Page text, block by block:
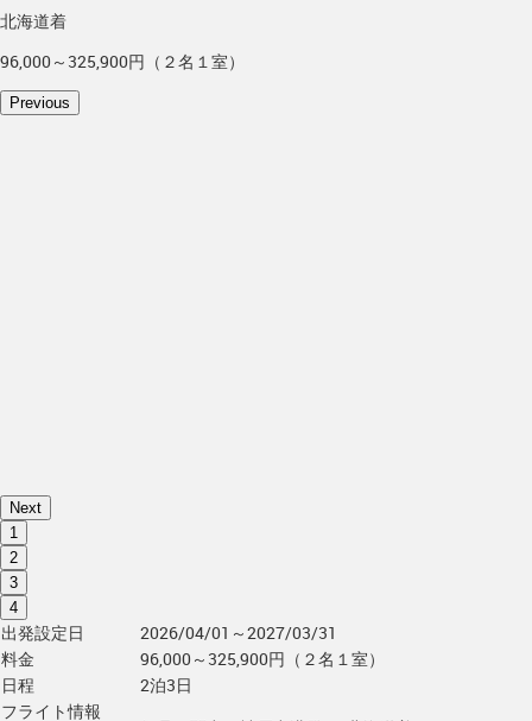
北海道着
96,000～325,900円（２名１室）
Previous
Next
1
2
3
4
出発設定日
2026/04/01～2027/03/31
料金
96,000～325,900円（２名１室）
日程
2泊3日
フライト情報